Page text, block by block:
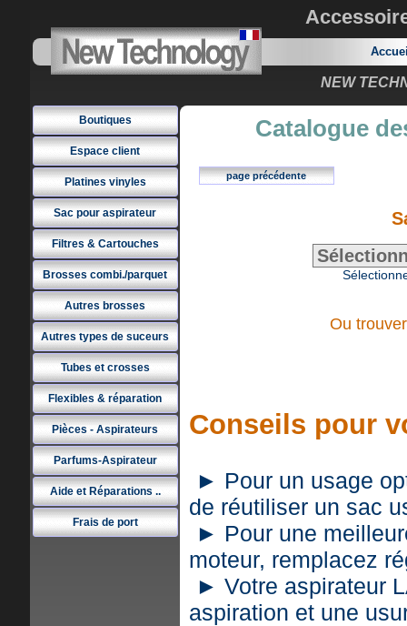
NEW
Boutiques
Espace client
Platines vinyles
Sac pour aspirateur
Filtres & Cartouches
Brosses combi./parquet
Autres brosses
Autres types de suceurs
Tubes et crosses
Flexibles & réparation
Pièces - Aspirateurs
Parfums-Aspirateur
Aide et Réparations ..
Frais de port
Catalogue
page précédente
Ou
Conseils pour
► Pour un usage
de réutiliser un sac
► Pour une
moteur, remplacez
► Votre aspirateur
aspiration et une